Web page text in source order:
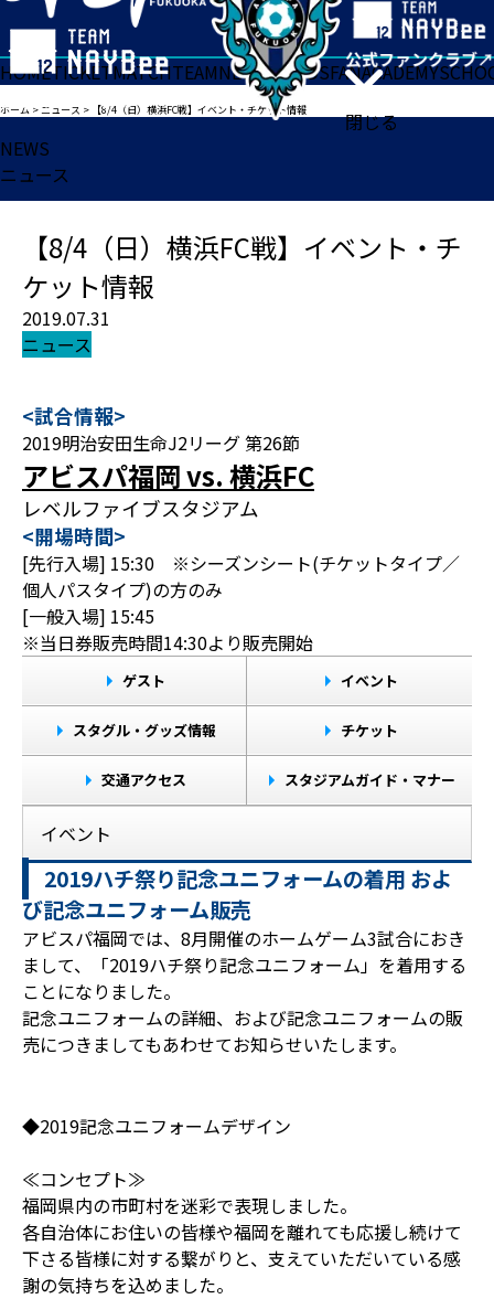
閉じる
HOMETICKETMATCHTEAMNEWSGOODSFANACADEMY
ホーム >ニュース > 【8/4（日）横浜FC戦】イベント・チケット情報
NEWS
ニュース
【8/4（日）横浜FC戦】イベント・チ
ケット情報
2019.07.31
ニュース
<試合情報>
2019明治安田生命J2リーグ 第26節
アビスパ福岡 vs. 横浜FC
レベルファイブスタジアム
<開場時間>
[先行入場] 15:30 ※シーズンシート(チケットタイプ／
個人パスタイプ)の方のみ
[一般入場] 15:45
※当日券販売時間14:30より販売開始
ゲスト イベント
スタグル・グッズ情報 チケット
交通アクセス スタジアムガイド・マナー
イベント
2019ハチ祭り記念ユニフォームの着用 およ
び記念ユニフォーム販売
アビスパ福岡では、8月開催のホームゲーム3試合におき
まして、「2019ハチ祭り記念ユニフォーム」を着用する
ことになりました。
記念ユニフォームの詳細、および記念ユニフォームの販
売につきましてもあわせてお知らせいたします。
◆2019記念ユニフォームデザイン
≪コンセプト≫
福岡県内の市町村を迷彩で表現しました。
各自治体にお住いの皆様や福岡を離れても応援し続けて
下さる皆様に対する繋がりと、支えていただいている感
謝の気持ちを込めました。